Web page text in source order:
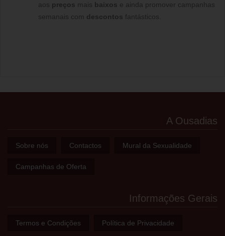
aos preços mais baixos e ainda promover campanhas
semanais com descontos fantásticos.
A Ousadias
Sobre nós Contactos Mural da Sexualidade
Campanhas de Oferta
Informações Gerais
Termos e Condições Política de Privacidade